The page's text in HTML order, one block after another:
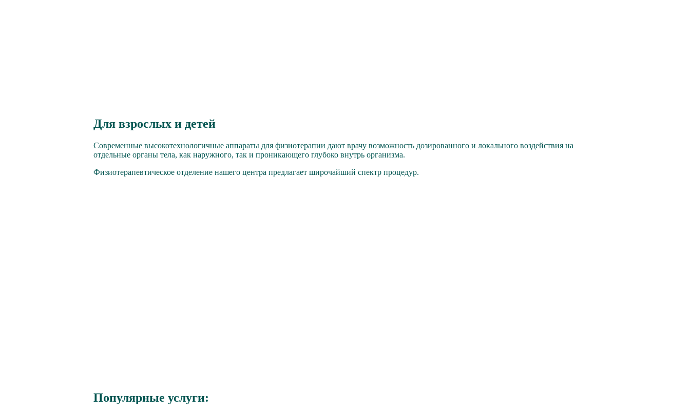
Для взрослых и детей
Современные высокотехнологичные аппараты для физиотерапии дают врачу возможность дозированного и локального воздействия на
отдельные органы тела, как наружного, так и проникающего глубоко внутрь организма.
Физиотерапевтическое отделение нашего центра предлагает широчайший спектр процедур.
Популярные услуги: